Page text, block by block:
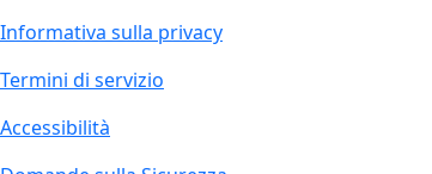
Informativa sulla privacy
Termini di servizio
Accessibilità